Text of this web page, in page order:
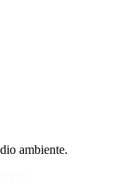
ambiente.